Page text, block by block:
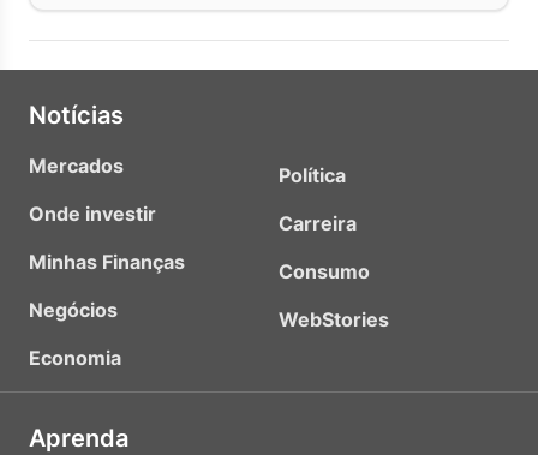
Notícias
Mercados
Onde investir
Minhas Finanças
Negócios
Economia
Política
Carreira
Consumo
WebStories
Aprenda